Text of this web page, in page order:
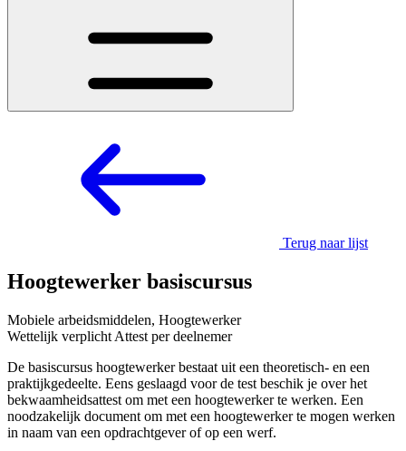
Terug naar lijst
Hoogtewerker basiscursus
Mobiele arbeidsmiddelen, Hoogtewerker
Wettelijk verplicht Attest per deelnemer
De basiscursus hoogtewerker bestaat uit een theoretisch- en een
praktijkgedeelte. Eens geslaagd voor de test beschik je over het
bekwaamheidsattest om met een hoogtewerker te werken. Een
noodzakelijk document om met een hoogtewerker te mogen werken
in naam van een opdrachtgever of op een werf.